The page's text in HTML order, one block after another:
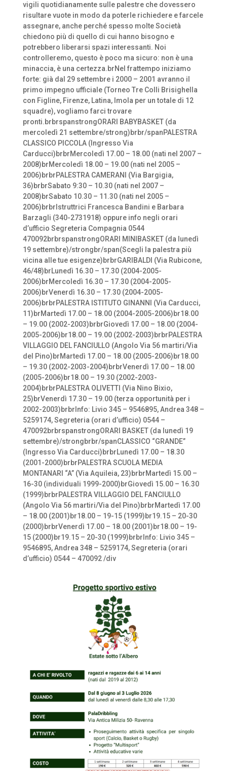
vigili quotidianamente sulle palestre che dovessero
risultare vuote in modo da poterle richiedere e farcele
assegnare, anche perché spesso molte Società
chiedono più di quello di cui hanno bisogno e
potrebbero liberarsi spazi interessanti. Noi
controlleremo, questo è poco ma sicuro: non è una
minaccia, è una certezza.brNel frattempo iniziamo
forte: già dal 29 settembre i 2000 – 2001 avranno il
primo impegno ufficiale (Torneo Tre Colli Brisighella
con Figline, Firenze, Latina, Imola per un totale di 12
squadre), vogliamo farci trovare
pronti.brbrspanstrongORARI BABYBASKET (da
mercoledì 21 settembre/strong)brbr/spanPALESTRA
CLASSICO PICCOLA (Ingresso Via
Carducci)brbrMercoledì 17.00 – 18.00 (nati nel 2007 –
2008)brMercoledì 18.00 – 19.00 (nati nel 2005 –
2006)brbrPALESTRA CAMERANI (Via Bargigia,
36)brbrSabato 9:30 – 10.30 (nati nel 2007 –
2008)brSabato 10.30 – 11.30 (nati nel 2005 –
2006)brbrIstruttrici Francesca Bandini e Barbara
Barzagli (340-2731918) oppure info negli orari
d’ufficio Segreteria Compagnia 0544
470092brbrspanstrongORARI MINIBASKET (da lunedì
19 settembre)/strongbr/span(Scegli la palestra più
vicina alle tue esigenze)brbrGARIBALDI (Via Rubicone,
46/48)brLunedì 16.30 – 17.30 (2004-2005-
2006)brMercoledì 16.30 – 17.30 (2004-2005-
2006)brVenerdì 16.30 – 17.30 (2004-2005-
2006)brbrPALESTRA ISTITUTO GINANNI (Via Carducci,
11)brMartedì 17.00 – 18.00 (2004-2005-2006)br18.00
– 19.00 (2002-2003)brbrGiovedì 17.00 – 18.00 (2004-
2005-2006)br18.00 – 19.00 (2002-2003)brbrPALESTRA
VILLAGGIO DEL FANCIULLO (Angolo Via 56 martiri/Via
del Pino)brMartedì 17.00 – 18.00 (2005-2006)br18.00
– 19.30 (2002-2003-2004)brbrVenerdì 17.00 – 18.00
(2005-2006)br18.00 – 19.30 (2002-2003-
2004)brbrPALESTRA OLIVETTI (Via Nino Bixio,
25)brVenerdì 17.30 – 19.00 (terza opportunità per i
2002-2003)brbrInfo: Livio 345 – 9546895, Andrea 348 –
5259174, Segreteria (orari d’ufficio) 0544 –
470092brbrspanstrongORARI BASKET (da lunedì 19
settembre)/strongbrbr/spanCLASSICO “GRANDE”
(Ingresso Via Carducci)brbrLunedì 17.00 – 18.30
(2001-2000)brbrPALESTRA SCUOLA MEDIA
MONTANARI “A” (Via Aquileia, 23)brbrMartedì 15.00 –
16-30 (individuali 1999-2000)brGiovedì 15.00 – 16.30
(1999)brbrPALESTRA VILLAGGIO DEL FANCIULLO
(Angolo Via 56 martiri/Via del Pino)brbrMartedì 17.00
– 18.00 (2001)br18.00 – 19-15 (1999)br19.15 – 20-30
(2000)brbrVenerdì 17.00 – 18.00 (2001)br18.00 – 19-
15 (2000)br19.15 – 20-30 (1999)brbrInfo: Livio 345 –
9546895, Andrea 348 – 5259174, Segreteria (orari
d’ufficio) 0544 – 470092 /div